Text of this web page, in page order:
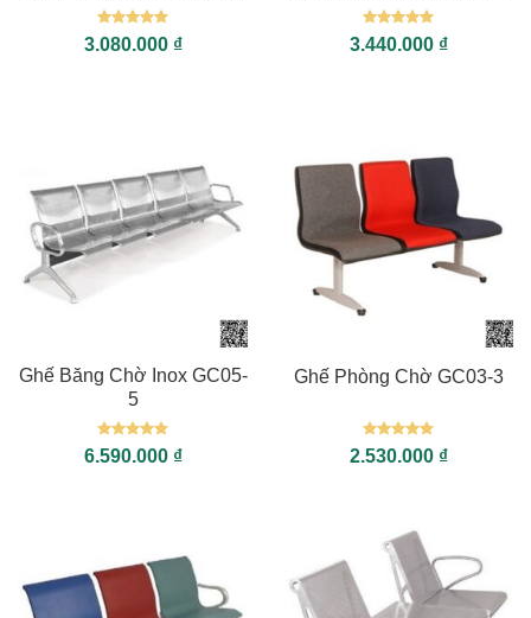
Được xếp
hạng55
3.080.000 ₫
Được xếp
hạng55
3.440.000 ₫
Ghế Băng Chờ Inox GC05-
5
Được xếp
hạng55
6.590.000 ₫
Ghế Phòng Chờ GC03-3
Được xếp
hạng55
2.530.000 ₫